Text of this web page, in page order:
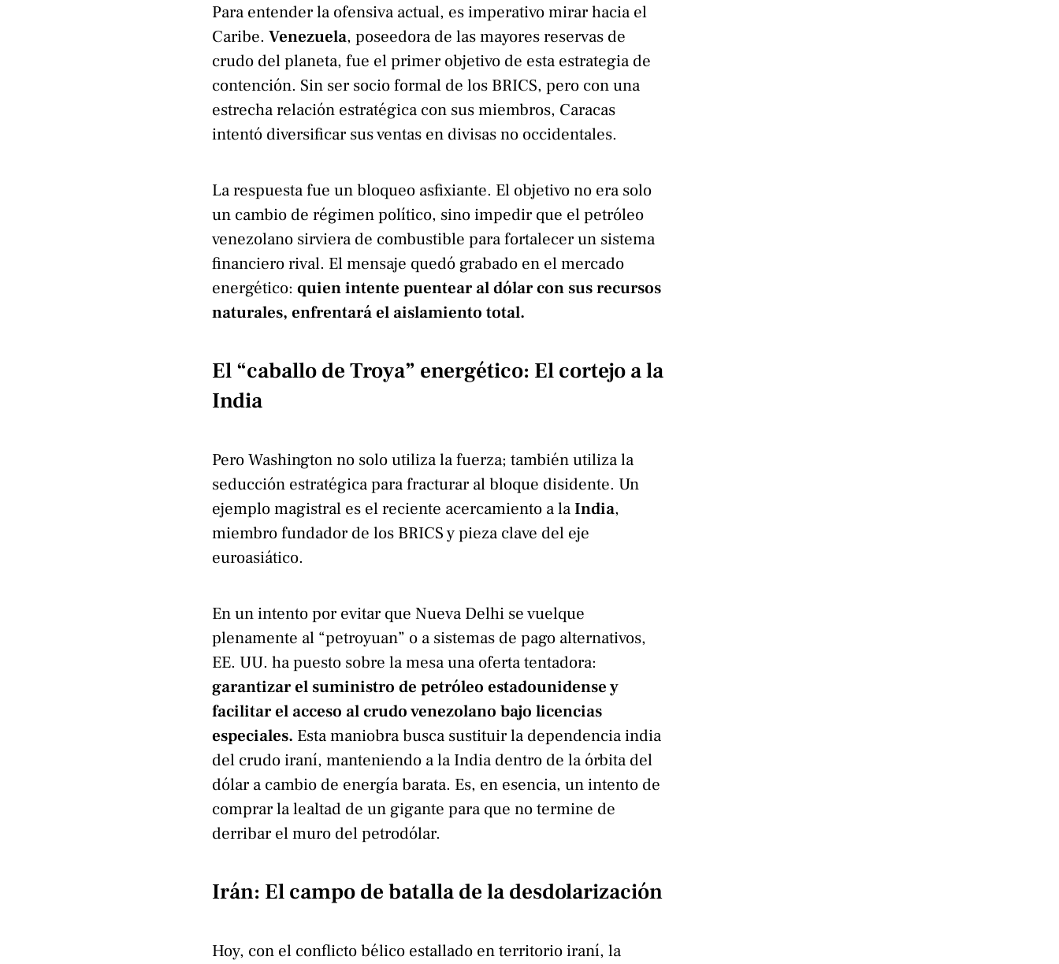
Para entender la ofensiva actual, es imperativo mirar hacia el
Caribe.Venezuela, poseedora de las mayores reservas de
crudo del planeta, fue el primer objetivo de esta estrategia de
contención. Sin ser socio formal de los BRICS, pero con una
estrecha relación estratégica con sus miembros, Caracas
intentó diversificar sus ventas en divisas no occidentales.
La respuesta fue un bloqueo asfixiante. El objetivo no era solo
un cambio de régimen político, sino impedir que el petróleo
venezolano sirviera de combustible para fortalecer un sistema
financiero rival. El mensaje quedó grabado en el mercado
energético:quien intente puentear al dólar con sus recursos
naturales, enfrentará el aislamiento total.
El “caballo de Troya” energético: El cortejo a la
India
Pero Washington no solo utiliza la fuerza; también utiliza la
seducción estratégica para fracturar al bloque disidente. Un
ejemplo magistral es el reciente acercamiento a laIndia,
miembro fundador de los BRICS y pieza clave del eje
euroasiático.
En un intento por evitar que Nueva Delhi se vuelque
plenamente al “petroyuan” o a sistemas de pago alternativos,
EE. UU. ha puesto sobre la mesa una oferta tentadora:
garantizar el suministro de petróleo estadounidense y
facilitar el acceso al crudo venezolano bajo licencias
especiales. Esta maniobra busca sustituir la dependencia india
del crudo iraní, manteniendo a la India dentro de la órbita del
dólar a cambio de energía barata. Es, en esencia, un intento de
comprar la lealtad de un gigante para que no termine de
derribar el muro del petrodólar.
Irán: El campo de batalla de la desdolarización
Hoy, con el conflicto bélico estallado en territorio iraní, la